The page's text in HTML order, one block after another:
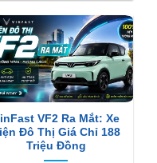
VF2 Ra Mắt: Xe
Đô Thị Giá Chỉ 188
Triệu Đồng